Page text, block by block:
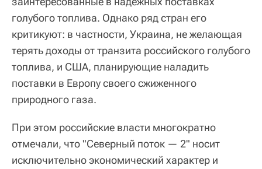
голубого топлива. Однако ряд стран его
критикуют: в частности, Украина, не желающая
терять доходы от транзита российского голубого
топлива, и США, планирующие наладить
поставки в Европу своего сжиженного
природного газа.
При этом российские власти многократно
отмечали, что "Северный поток — 2" носит
исключительно экономический характер и